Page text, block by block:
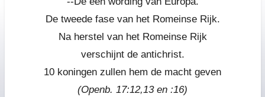
De tweede fase van het Romeinse Rijk.
Na herstel van het Romeinse Rijk
verschijnt de antichrist.
10 koningen zullen hem de macht geven
(Openb. 17:12,13 en :16)